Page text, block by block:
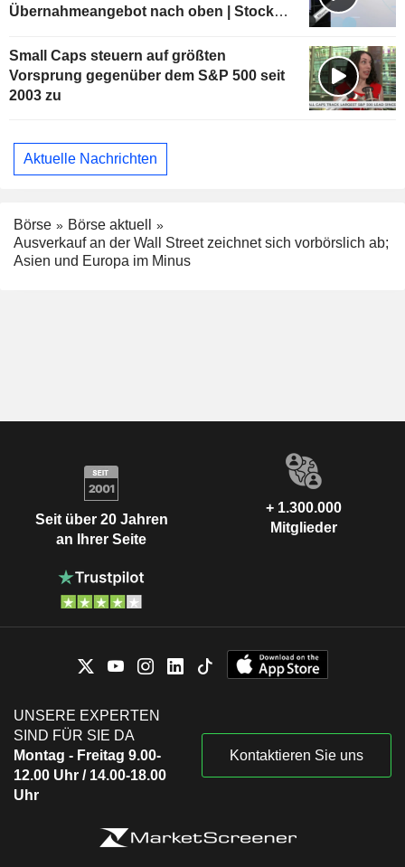
Übernahmeangebot nach oben | Stock
Small Caps steuern auf größten
Vorsprung gegenüber dem S&P 500 seit
2003 zu
Aktuelle Nachrichten
Börse
Börse aktuell
Ausverkauf an der Wall Street zeichnet sich vorbörslich ab;
Asien und Europa im Minus
Seit über 20 Jahren
an Ihrer Seite
+ 1.300.000
Mitglieder
UNSERE EXPERTEN
SIND FÜR SIE DA
Montag - Freitag 9.00-
12.00 Uhr / 14.00-18.00
Uhr
Kontaktieren Sie uns